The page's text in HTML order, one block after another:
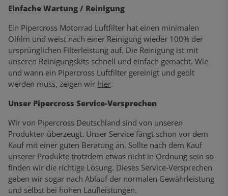
Einfache Wartung / Reinigung
Ein Pipercross Motorrad Luftfilter hat einen minimalen
Ölfilm und weist nach einer Reinigung wieder 100% der
ursprünglichen Filterleistung auf. Die Reinigung ist mit
unseren Reinigungskits schnell und einfach gemacht. Wie
und wann ein Pipercross Luftfilter gereinigt und geölt
werden muss, zeigen wir hier.
Unser Pipercross Service-Versprechen
Wir von Pipercross Deutschland sind von unseren
Produkten überzeugt. Unser Service fängt schon vor dem
Kauf mit einer guten Beratung an. Sollte nach dem Kauf
unserer Produkte trotzdem etwas nicht in Ordnung sein so
finden wir die richtige Lösung. Dieses Service-Versprechen
geben wir sogar nach Ablauf der normalen Gewährleistung
und selbst bei hohen Laufleistungen.